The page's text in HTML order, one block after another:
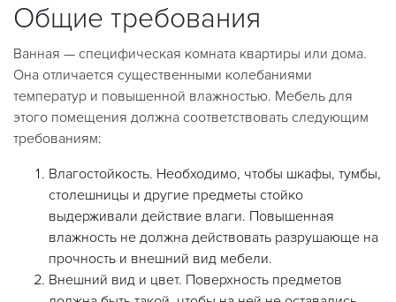
Общие требования
Ванная — специфическая комната квартиры или дома.
Она отличается существенными колебаниями
температур и повышенной влажностью. Мебель для
этого помещения должна соответствовать следующим
требованиям:
Влагостойкость. Необходимо, чтобы шкафы, тумбы,
столешницы и другие предметы стойко
выдерживали действие влаги. Повышенная
влажность не должна действовать разрушающе на
прочность и внешний вид мебели.
Внешний вид и цвет. Поверхность предметов